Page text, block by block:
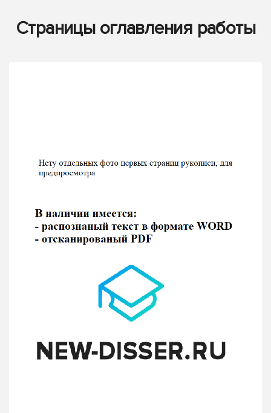
Страницы оглавления работы